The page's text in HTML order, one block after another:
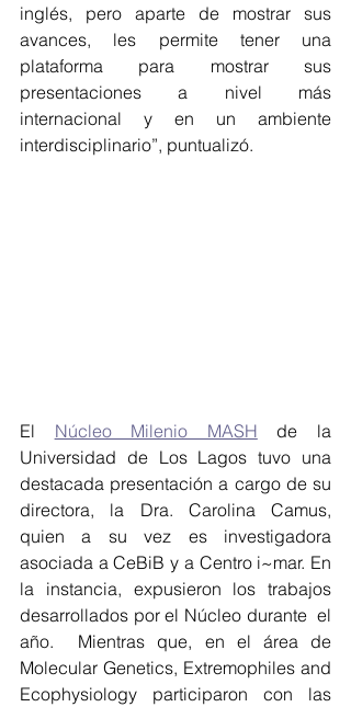
inglés, pero aparte de mostrar sus
avances, les permite tener una
plataforma para mostrar sus
presentaciones a nivel más
internacional y en un ambiente
interdisciplinario”, puntualizó.
El Núcleo Milenio MASH de la
Universidad de Los Lagos tuvo una
destacada presentación a cargo de su
directora, la Dra. Carolina Camus,
quien a su vez es investigadora
asociada a CeBiB y a Centro i~mar. En
la instancia, expusieron los trabajos
desarrollados por el Núcleo durante  el
año.  Mientras que, en el área de
Molecular Genetics, Extremophiles and
Ecophysiology participaron con las